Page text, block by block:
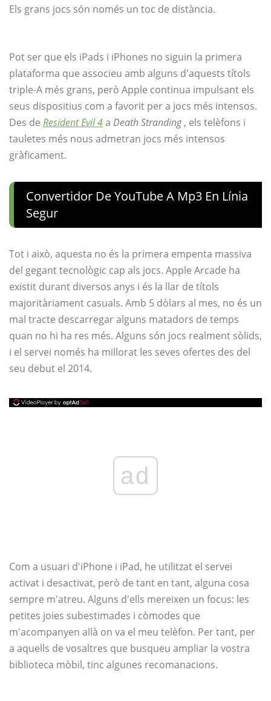
Els grans jocs són només un toc de distància.
Pot ser que els iPads i iPhones no siguin la primera
plataforma que associeu amb alguns d'aquests títols
triple-A més grans, però Apple continua impulsant els
seus dispositius com a favorit per a jocs més intensos.
Des de Resident Evil 4a Death Stranding, els telèfons i
tauletes més nous admetran jocs més intensos
gràficament.
Convertidor De YouTube A Mp3 En Línia
Segur
Tot i això, aquesta no és la primera empenta massiva
del gegant tecnològic cap als jocs. Apple Arcade ha
existit durant diversos anys i és la llar de títols
majoritàriament casuals. Amb 5 dòlars al mes, no és un
mal tracte descarregar alguns matadors de temps
quan no hi ha res més. Alguns són jocs realment sòlids,
i el servei només ha millorat les seves ofertes des del
seu debut el 2014.
ad
Com a usuari d'iPhone i iPad, he utilitzat el servei
activat i desactivat, però de tant en tant, alguna cosa
sempre m'atreu. Alguns d'ells mereixen un focus: les
petites joies subestimades i còmodes que
m'acompanyen allà on va el meu telèfon. Per tant, per
a aquells de vosaltres que busqueu ampliar la vostra
biblioteca mòbil, tinc algunes recomanacions.